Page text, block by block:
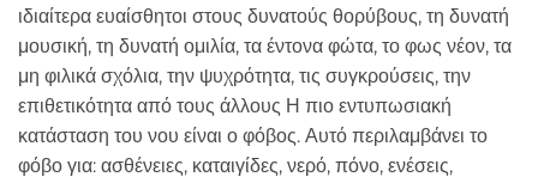
ιδιαίτερα ευαίσθητοι στους δυνατούς θορύβους, τη δυνατή
μουσική, τη δυνατή ομιλία, τα έντονα φώτα, το φως νέον, τα
μη φιλικά σχόλια, την ψυχρότητα, τις συγκρούσεις, την
επιθετικότητα από τους άλλους Η πιο εντυπωσιακή
κατάσταση του νου είναι ο φόβος. Αυτό περιλαμβάνει το
φόβο για: ασθένειες, καταιγίδες, νερό, πόνο, ενέσεις,